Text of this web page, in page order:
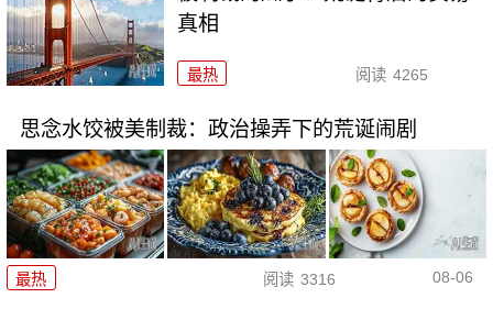
真相
最热 阅读 4265
思念水饺被美制裁：政治操弄下的荒诞闹剧
最热 阅读 3316 08-06